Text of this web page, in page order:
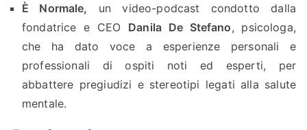
È Normale, un video-podcast condotto dalla
fondatrice e CEO Danila De Stefano, psicologa,
che ha dato voce a esperienze personali e
professionali di ospiti noti ed esperti, per
abbattere pregiudizi e stereotipi legati alla salute
mentale.